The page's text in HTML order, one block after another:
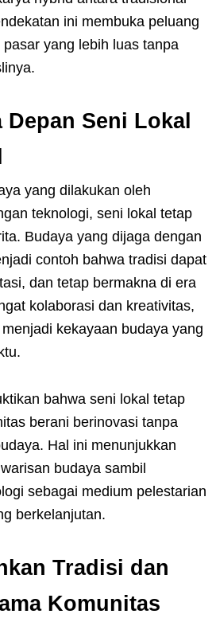
ini membuka peluang
yang lebih luas tanpa
Depan Seni Lokal
yang dilakukan oleh
teknologi, seni lokal tetap
Budaya yang dijaga dengan
contoh bahwa tradisi dapat
dan tetap bermakna di era
kolaborasi dan kreativitas,
kekayaan budaya yang
bahwa seni lokal tetap
berani berinovasi tanpa
Hal ini menunjukkan
budaya sambil
sebagai medium pelestarian
berkelanjutan.
Tradisi dan
Komunitas